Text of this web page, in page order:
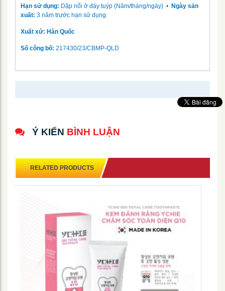
Hạn sử dụng: Dập nổi ở đáy tuýp (Năm/tháng/ngày) • Ngày sản
xuất: 3 năm trước hạn sử dụng.
Xuất xứ: Hàn Quốc
Số công bố: 217430/23/CBMP-QLD
Ý KIẾN BÌNH LUẬN
RELATED PRODUCTS